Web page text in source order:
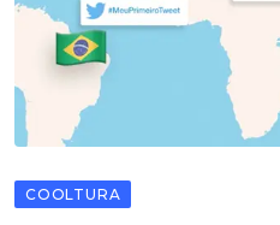
COOLTURA